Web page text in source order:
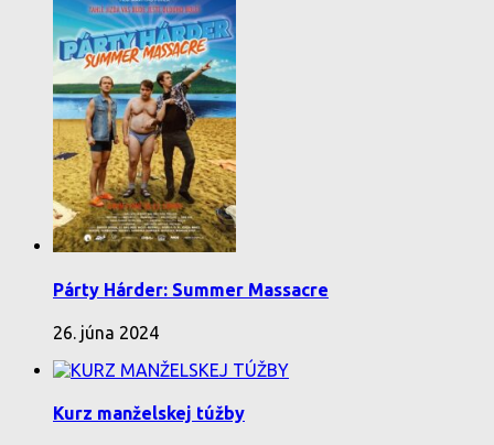
Párty Hárder: Summer Massacre
26. júna 2024
Kurz manželskej túžby